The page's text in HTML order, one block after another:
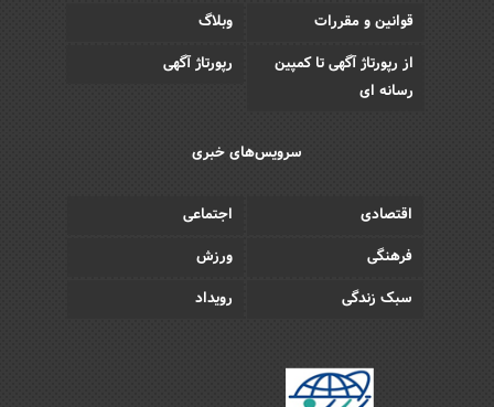
قوانین و مقررات
وبلاگ
از رپورتاژ آگهی تا کمپین
رسانه ای
رپورتاژ آگهی
سرویس‌های خبری
اقتصادی
اجتماعی
فرهنگی
ورزش
سبک زندگی
رویداد